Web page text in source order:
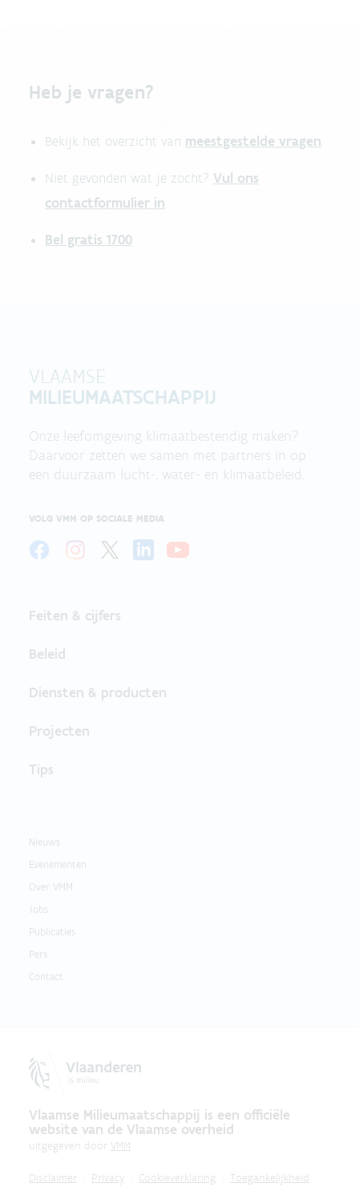
Heb je vragen?
Bekijk het overzicht van meestgestelde vragen.
Niet gevonden wat je zocht? Vul ons
contactformulier in.
Bel gratis 1700
VLAAMSE
MILIEUMAATSCHAPPIJ
Onze leefomgeving klimaatbestendig maken?
Daarvoor zetten we samen met partners in op
een duurzaam lucht-, water- en klimaatbeleid.
VOLG VMM OP SOCIALE MEDIA
Feiten & cijfers
Beleid
Diensten & producten
Projecten
Tips
Nieuws
Evenementen
Over VMM
Jobs
Publicaties
Pers
Contact
Vlaamse Milieumaatschappij is een officiële
website van de Vlaamse overheid
uitgegeven door VMM
Disclaimer Privacy Cookieverklaring Toegankelijkheid